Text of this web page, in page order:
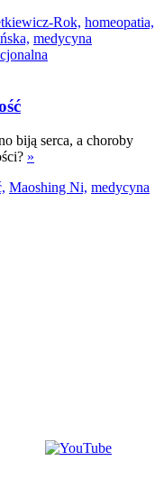
Rok, homeopatia,
medycyna
biją serca, a choroby
»
Maoshing Ni, medycyna